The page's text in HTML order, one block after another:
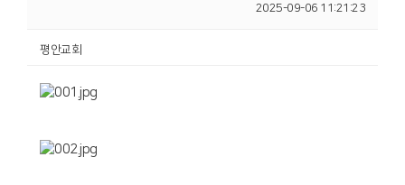
2025-09-06 11:21:23
평안교회